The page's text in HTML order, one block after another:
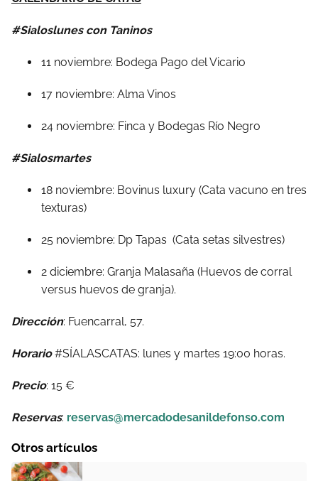
#Sialoslunes con Taninos
11 noviembre: Bodega Pago del Vicario
17 noviembre: Alma Vinos
24 noviembre: Finca y Bodegas Río Negro
#Sialosmartes
18 noviembre: Bovinus luxury (Cata vacuno en tres
texturas)
25 noviembre: Dp Tapas (Cata setas silvestres)
2 diciembre: Granja Malasaña (Huevos de corral
versus huevos de granja).
Dirección: Fuencarral, 57.
Horario#SÍALASCATAS: lunes y martes 19:00 horas.
Precio: 15 €
Reservas: reservas@mercadodesanildefonso.com
Otros artículos